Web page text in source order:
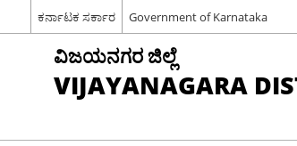
ಕರ್ನಾಟಕ ಸರ್ಕಾರ Government of Karnataka
ವಿಜಯನಗರ ಜಿಲ್ಲೆ
VIJAYANAGARA